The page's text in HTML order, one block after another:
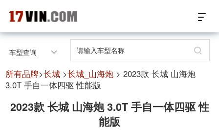
17VIN车架号查询首页
汽配数据开放接口
汽配产品车型适配
车型查询
所有品牌>长城 >长城_山海炮 > 2023款 长城 山海炮
3.0T 手自一体四驱 性能版
2023款 长城 山海炮 3.0T 手自一体四驱 性
能版